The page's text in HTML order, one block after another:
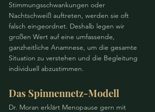
Stimmungsschwankungen oder
Nachtschweiß auftreten, werden sie oft
falsch eingeordnet. Deshalb legen wir
großen Wert auf eine umfassende,
ganzheitliche Anamnese, um die gesamte
Situation zu verstehen und die Begleitung
individuell abzustimmen.
Das Spinnennetz-Modell
Dr. Moran erklärt Menopause gern mit